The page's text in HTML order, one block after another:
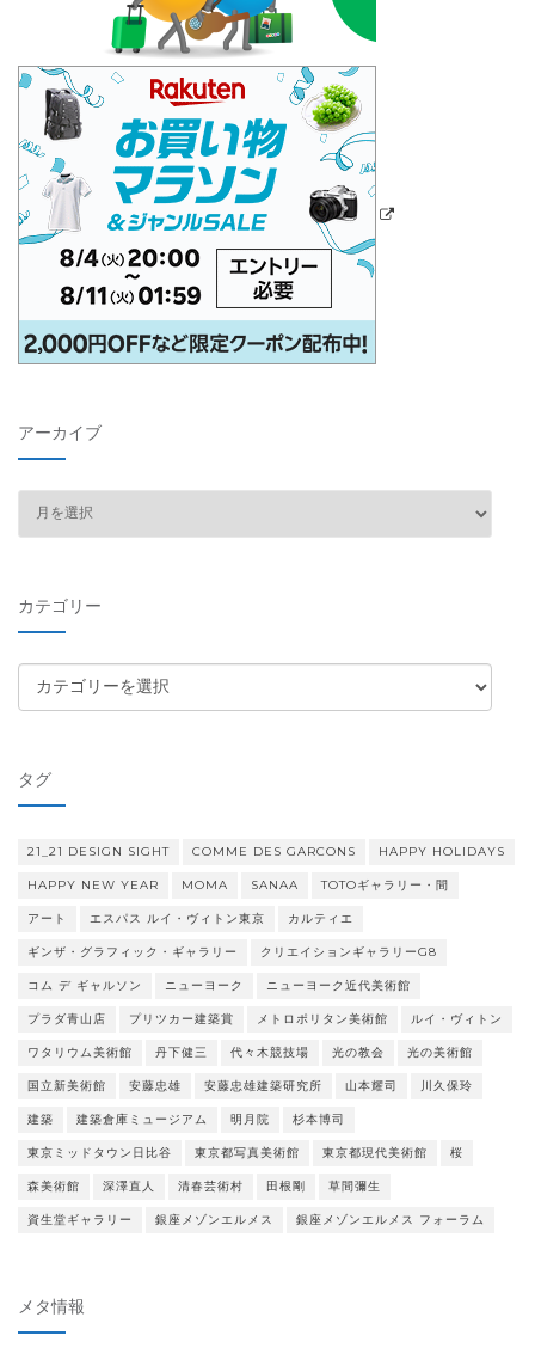
アーカイブ
ブ
カテゴリー
テ
ー
タグ
21_21 DESIGN SIGHT COMME DES GARCONS HAPPY HOLIDAYS
HAPPY NEW YEAR MOMA SANAA TOTOギャラリー・間
アート エスパス ルイ・ヴィトン東京 カルティエ
ギンザ・グラフィック・ギャラリー クリエイションギャラリーG8
コム デ ギャルソン ニューヨーク ニューヨーク近代美術館
プラダ青山店 プリツカー建築賞 メトロポリタン美術館 ルイ・ヴィトン
ワタリウム美術館 丹下健三 代々木競技場 光の教会 光の美術館
国立新美術館 安藤忠雄 安藤忠雄建築研究所 山本耀司 川久保玲
建築 建築倉庫ミュージアム 明月院 杉本博司
東京ミッドタウン日比谷 東京都写真美術館 東京都現代美術館 桜
森美術館 深澤直人 清春芸術村 田根剛 草間彌生
資生堂ギャラリー 銀座メゾンエルメス 銀座メゾンエルメス フォーラム
メタ情報